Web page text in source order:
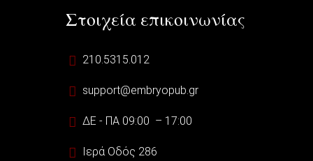
Στοιχεία επικοινωνίας
210.5315.012
support@embryopub.gr
ΔΕ - ΠΑ 09:00 – 17:00
Ιερά Οδός 286